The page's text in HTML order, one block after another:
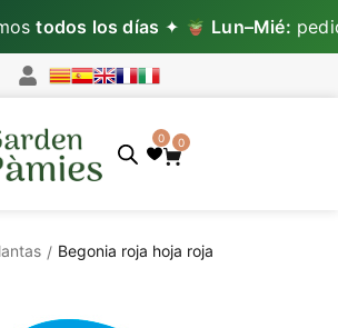
todos los días✦ Lun–Mié:
0 0
/ Begonia roja hoja roja